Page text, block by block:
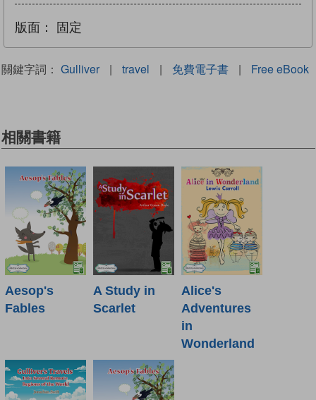
版面： 固定
關鍵字詞： Gulliver | travel | 免費電子書 | Free eBook
相關書籍
Aesop's
Fables
A Study in
Scarlet
Alice's
Adventures
in
Wonderland